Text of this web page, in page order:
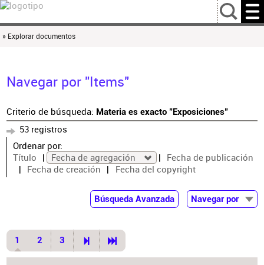
…
» Explorar documentos
Navegar por "Items"
Criterio de búsqueda: Materia es exacto "Exposiciones"
53 registros
Ordenar por:
Título
Fecha de agregación
Fecha de publicación
Fecha de creación
Fecha del copyright
Búsqueda Avanzada
Navegar por
1 2 3